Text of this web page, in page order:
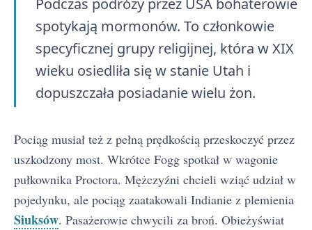
spotykają mormonów. To członkowie
specyficznej grupy religijnej, która w XIX
wieku osiedliła się w stanie Utah i
dopuszczała posiadanie wielu żon.
Pociąg musiał też z pełną prędkością przeskoczyć przez
uszkodzony most. Wkrótce Fogg spotkał w wagonie
pułkownika Proctora. Mężczyźni chcieli wziąć udział w
pojedynku, ale pociąg zaatakowali Indianie z plemienia
Siuksów. Pasażerowie chwycili za broń. Obieżyświat